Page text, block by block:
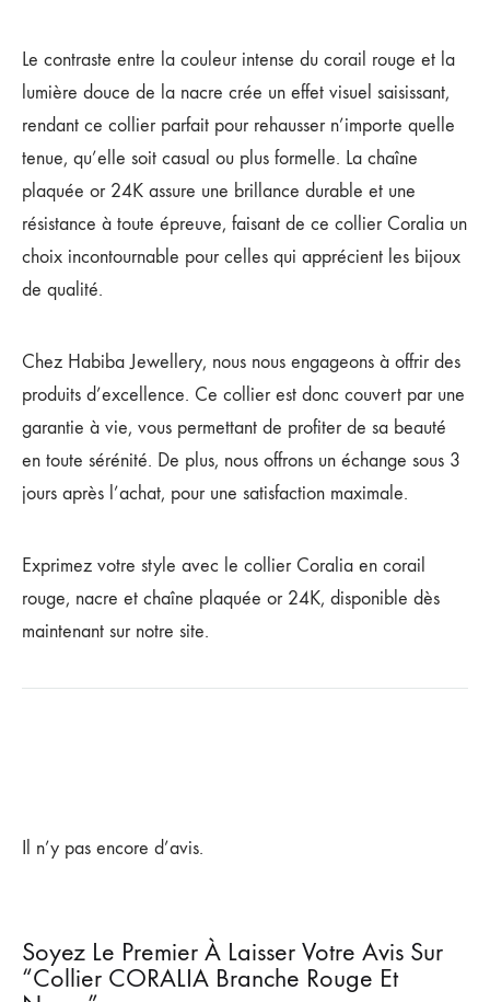
Le contraste entre la couleur intense du corail rouge et la
lumière douce de la nacre crée un effet visuel saisissant,
rendant ce collier parfait pour rehausser n’importe quelle
tenue, qu’elle soit casual ou plus formelle. La chaîne
plaquée or 24K assure une brillance durable et une
résistance à toute épreuve, faisant de ce collier Coralia un
choix incontournable pour celles qui apprécient les bijoux
de qualité.
Chez Habiba Jewellery, nous nous engageons à offrir des
produits d’excellence. Ce collier est donc couvert par une
garantie à vie, vous permettant de profiter de sa beauté
en toute sérénité. De plus, nous offrons un échange sous 3
jours après l’achat, pour une satisfaction maximale.
Exprimez votre style avec le collier Coralia en corail
rouge, nacre et chaîne plaquée or 24K, disponible dès
maintenant sur notre site.
Il n’y pas encore d’avis.
Soyez Le Premier À Laisser Votre Avis Sur
“Collier CORALIA Branche Rouge Et